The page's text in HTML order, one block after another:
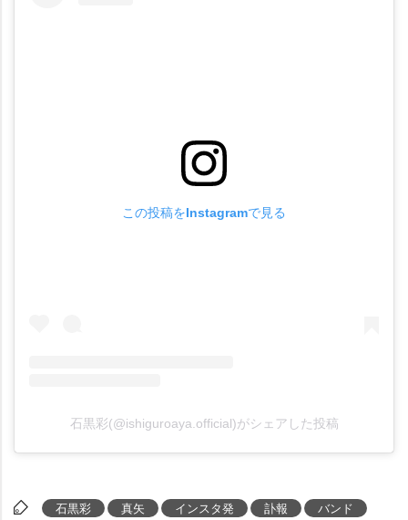
この投稿をInstagramで見る
石黒彩(@ishiguroaya.official)がシェアした投稿
石黒彩 真矢 インスタ発 訃報
バンド